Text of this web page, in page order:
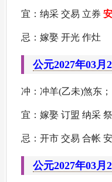
宜：纳采 交易 立券
忌：嫁娶 开光 作灶
公元2027年03月
冲：冲羊(乙未)煞东
宜：嫁娶 订盟 纳采
忌：开市 交易 合帐
公元2027年03月